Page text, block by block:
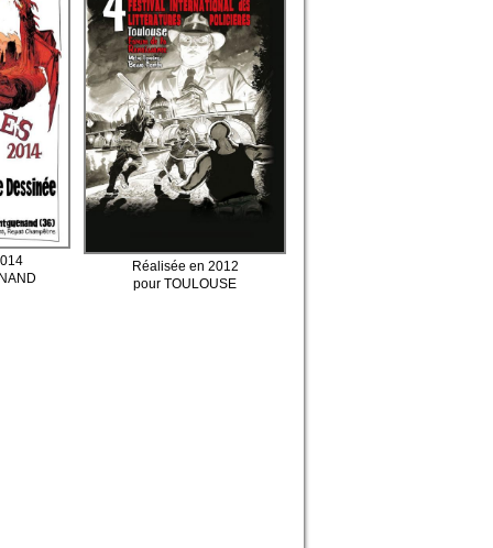
Réalisée en 2012
pour TOULOUSE